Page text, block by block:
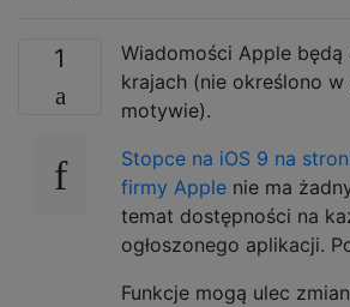
1
Wiadomości Apple
krajach (nie określono w
motywie).
Stopce na iOS 9 na
firmy Apple nie ma
temat dostępności na
ogłoszonego aplikacji.
Funkcje mogą ulec